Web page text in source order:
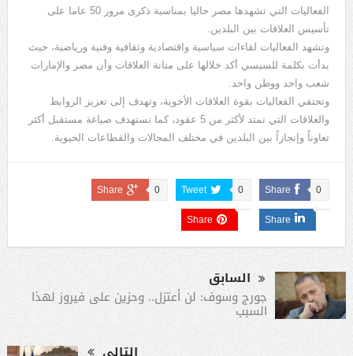
الفعاليات التي تشهدها مصر حاليا بمناسبة ذكرى مرور 50 عاما على
تأسيس العلاقات بين البلدين.
وتشهد الفعاليات لقاءات سياسية واقتصادية وثقافية وفنية ورياضية، حيث
بدأت بكلمة للسيسي أكد خلالها على متانة العلاقات وأن مصر والإمارات
شعب واحد ووطن واحد.
وتحتفي الفعاليات بقوة العلاقات الأخوية، وتهدف إلى تعزيز الروابط
والعلاقات التي تمتد لأكثر من 5 عقود، كما تستهدف صياغة مستقبل أكثر
تعاوناً وإنجازاً بين البلدين في مختلف المجالات والقطاعات الحيوية.
Share 0
Tweet 0
Share 0
Share
Share
السابق
جورج وسوف: لن أعتزل.. وحزين على فيروز لهذا
السبب